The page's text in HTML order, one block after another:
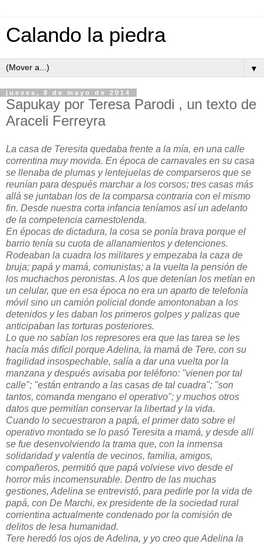
Calando la piedra
▼
jueves, 8 de mayo de 2014
Sapukay por Teresa Parodi , un texto de
Araceli Ferreyra
La casa de Teresita quedaba frente a la mía, en una calle
correntina muy movida. En época de carnavales en su casa
se llenaba de plumas y lentejuelas de comparseros que se
reunían para después marchar a los corsos; tres casas más
allá se juntaban los de la comparsa contraria con el mismo
fin. Desde nuestra corta infancia teníamos así un adelanto
de la competencia carnestolenda.
En épocas de dictadura, la cosa se ponía brava porque el
barrio tenía su cuota de allanamientos y detenciones.
Rodeaban la cuadra los militares y empezaba la caza de
bruja; papá y mamá, comunistas; a la vuelta la pensión de
los muchachos peronistas. A los que detenían los metían en
un celular, que en esa época no era un aparto de telefonía
móvil sino un camión policial donde amontonaban a los
detenidos y les daban los primeros golpes y palizas que
anticipaban las torturas posteriores.
Lo que no sabían los represores era que las tarea se les
hacía más difícil porque Adelina, la mamá de Tere, con su
fragilidad insospechable, salía a dar una vuelta por la
manzana y después avisaba por teléfono: "vienen por tal
calle"; "están entrando a las casas de tal cuadra"; "son
tantos, comanda mengano el operativo"; y muchos otros
datos que permitían conservar la libertad y la vida.
Cuando lo secuestraron a papá, el primer dato sobre el
operativo montado se lo pasó Teresita a mamá, y desde allí
se fue desenvolviendo la trama que, con la inmensa
solidaridad y valentía de vecinos, familia, amigos,
compañeros, permitió que papá volviese vivo desde el
horror más incomensurable. Dentro de las muchas
gestiones, Adelina se entrevistó, para pedirle por la vida de
papá, con De Marchi, ex presidente de la sociedad rural
corrientina actualmente condenado por la comisión de
delitos de lesa humanidad.
Tere heredó los ojos de Adelina, y yo creo que Adelina la